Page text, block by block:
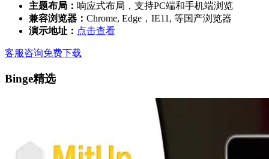
主题布局： 响应式布局，支持PC端和手机端浏览
兼容浏览器： Chrome, Edge，IE11, 等国产浏览器
演示地址： 点击查看
客服咨询免费下载
Binge精选